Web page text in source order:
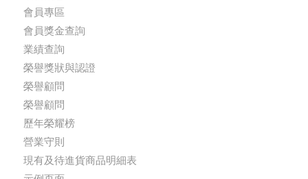
會員專區
會員獎金查詢
業績查詢
榮譽獎狀與認證
榮譽顧問
榮譽顧問
歷年榮耀榜
營業守則
現有及待進貨商品明細表